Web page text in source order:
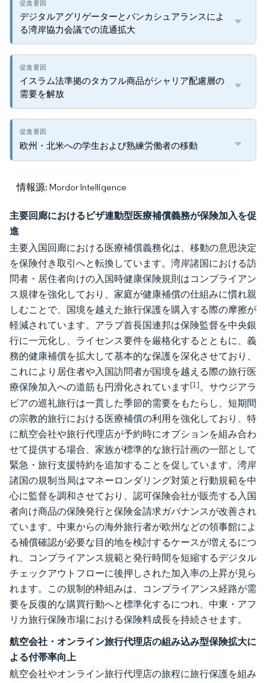
デジタルアグリゲーターとバンカシュアランスによ
る湾岸協力会議での流通拡大
イスラム法準拠のタカフル商品がシャリア配慮層の
需要を解放
欧州・北米への学生および熟練労働者の移動
情報源: Mordor Intelligence
主要回廊におけるビザ連動型医療補償義務が保険加入を促
進
主要入国回廊における医療補償義務化は、移動の意思決定
を保険付き取引へと転換しています。湾岸諸国における訪
問者・居住者向けの入国時健康保険規則はコンプライアン
ス規律を強化しており、家庭が健康補償の仕組みに慣れ親
しむことで、国境を越えた旅行保護を購入する際の摩擦が
軽減されています。アラブ首長国連邦は保険監督を中央銀
行に一元化し、ライセンス要件を厳格化するとともに、義
務的健康補償を拡大して基本的な保護を深化させており、
これにより居住者や入国訪問者が国境を越える際の旅行医
療保険加入への道筋も円滑化されています[1]。サウジアラ
ビアの巡礼旅行は一貫した季節的需要をもたらし、短期間
の宗教的旅行における医療補償の利用を強化しており、特
に航空会社や旅行代理店が予約時にオプションを組み合わ
せて提供する場合、家族が標準的な旅行計画の一部として
緊急・旅行支援特約を追加することを促しています。湾岸
諸国の規制当局はマネーロンダリング対策と行動規範を中
心に監督を調和させており、認可保険会社が販売する入国
者向け商品の保険発行と保険金請求ガバナンスが改善され
ています。中東からの海外旅行者が欧州などの領事館によ
る補償確認が必要な目的地を検討するケースが増えるにつ
れ、コンプライアンス規範と発行時間を短縮するデジタル
チェックアウトフローに後押しされた加入率の上昇が見ら
れます。この規制的枠組みは、コンプライアンス経路が需
要を反復的な購買行動へと標準化するにつれ、中東・アフ
リカ旅行保険市場における保険料成長を持続させます。
航空会社・オンライン旅行代理店の組み込み型保険拡大に
よる付帯率向上
航空会社やオンライン旅行代理店の旅程に旅行保護を組み